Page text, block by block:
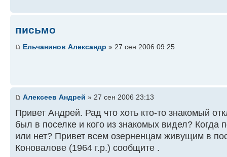
письмо
Ельчанинов Александр » 27 сен 2006 09:25
Алексеев Андрей » 27 сен 2006 23:13
Привет Андрей. Рад что хоть кто-то знакомый
был в поселке и кого из знакомых видел?
или нет? Привет всем озерненцам живущим в
Коновалове (1964 г.р.) сообщите .